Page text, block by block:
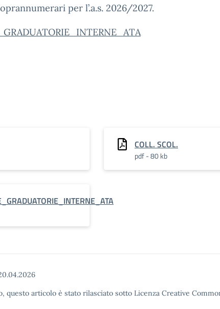
per l’.a.s. 2026/2027.
COLL. SCOL.
pdf - 80 kb
questo articolo è stato rilasciato sotto Licenza Creative